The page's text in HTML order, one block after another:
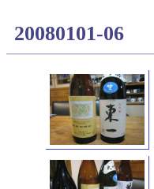
20080101-06